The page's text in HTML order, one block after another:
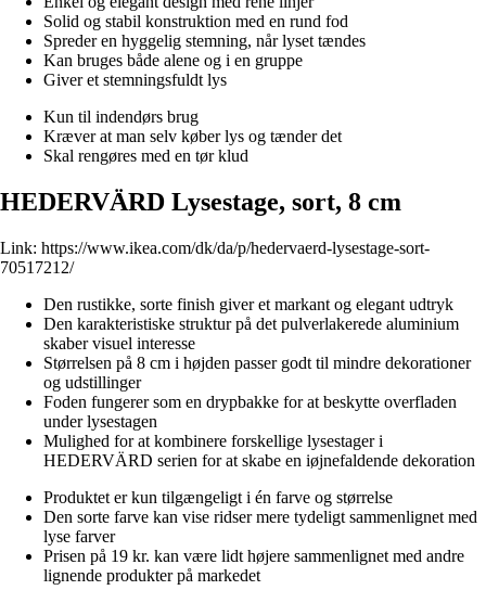
Solid og stabil konstruktion med en rund fod
Spreder en hyggelig stemning, når lyset tændes
Kan bruges både alene og i en gruppe
Giver et stemningsfuldt lys
Kun til indendørs brug
Kræver at man selv køber lys og tænder det
Skal rengøres med en tør klud
HEDERVÄRD Lysestage, sort, 8 cm
Link: https://www.ikea.com/dk/da/p/hedervaerd-lysestage-sort-
70517212/
Den rustikke, sorte finish giver et markant og elegant udtryk
Den karakteristiske struktur på det pulverlakerede aluminium
skaber visuel interesse
Størrelsen på 8 cm i højden passer godt til mindre dekorationer
og udstillinger
Foden fungerer som en drypbakke for at beskytte overfladen
under lysestagen
Mulighed for at kombinere forskellige lysestager i
HEDERVÄRD serien for at skabe en iøjnefaldende dekoration
Produktet er kun tilgængeligt i én farve og størrelse
Den sorte farve kan vise ridser mere tydeligt sammenlignet med
lyse farver
Prisen på 19 kr. kan være lidt højere sammenlignet med andre
lignende produkter på markedet